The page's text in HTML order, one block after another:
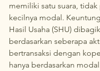
memiliki satu suara,
kecilnya modal.
Hasil Usaha (SHU)
berdasarkan seberapa
bertransaksi dengan
hanya berdasarkan